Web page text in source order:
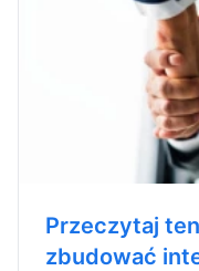
Przeczytaj
zbudować